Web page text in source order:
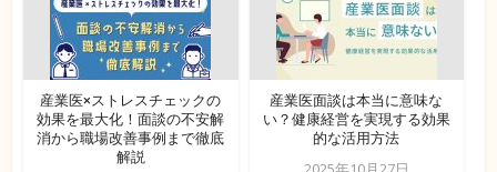
産業医×ストレスチェックの
効果を最大化！面談の不安解
消から職場改善事例まで徹底
解説
産業医面談は本当に意味な
い？健康経営を実現する効果
的な活用方法